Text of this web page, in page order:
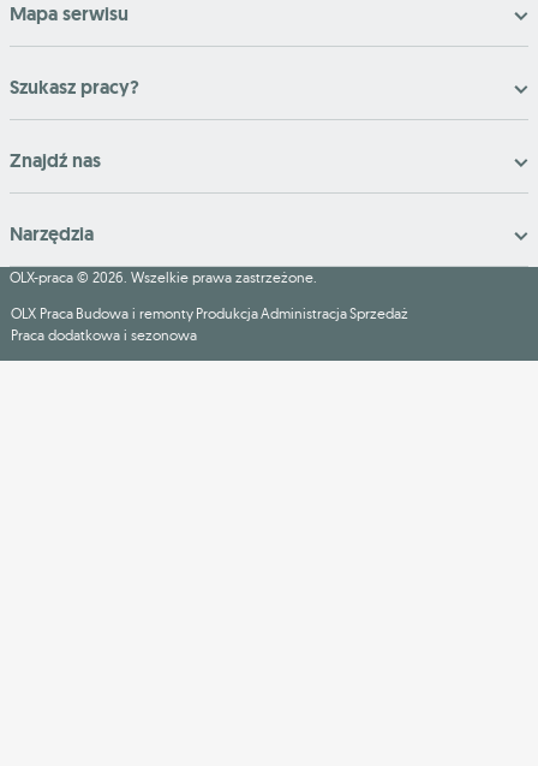
Mapa serwisu
Szukasz pracy?
Znajdź nas
Narzędzia
OLX-praca © 2026. Wszelkie prawa zastrzeżone.
OLX Praca Budowa i remonty ProdukcjaAdministracjaSprzedaż
Praca dodatkowa i sezonowa